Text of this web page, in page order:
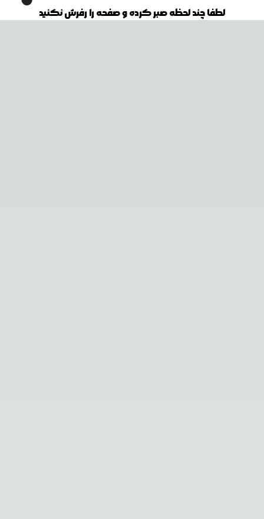
لطفا چند لحظه صبر کرده و صفحه را رفرش نکنید